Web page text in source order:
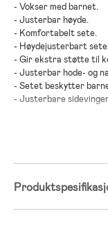
- Vokser med barnet.
- Justerbar høyde.
- Komfortabelt sete.
- Høydejusterbart
- Gir ekstra støtte til
- Justerbar hode- og
- Setet beskytter
- Justerbare
sammenlignet med
- Installeres med
- I motsetning til
tre på rad eller i
- Godkjent i henhold til